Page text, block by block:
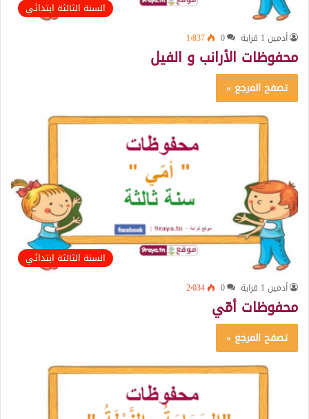
السنة الثالثة ابتدائي
أدمين 1 قراية 0 1٬837
محفوظات الأرانب و الفيل
تصفح المرجع »
السنة الثالثة ابتدائي
أدمين 1 قراية 0 2٬034
محفوظات أمّي
تصفح المرجع »